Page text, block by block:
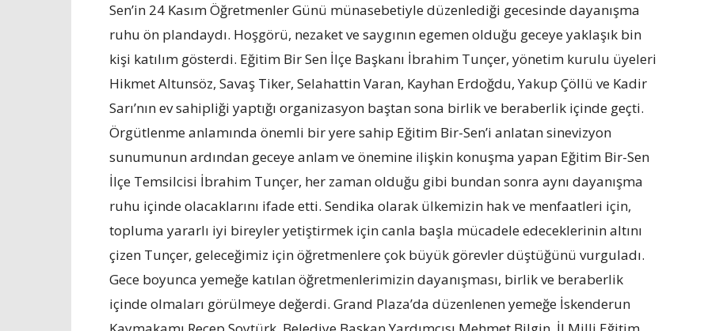
Sen’in 24 Kasım Öğretmenler Günü münasebetiyle düzenlediği gecesinde dayanışma
ruhu ön plandaydı. Hoşgörü, nezaket ve saygının egemen olduğu geceye yaklaşık bin
kişi katılım gösterdi. Eğitim Bir Sen İlçe Başkanı İbrahim Tunçer, yönetim kurulu üyeleri
Hikmet Altunsöz, Savaş Tiker, Selahattin Varan, Kayhan Erdoğdu, Yakup Çöllü ve Kadir
Sarı’nın ev sahipliği yaptığı organizasyon baştan sona birlik ve beraberlik içinde geçti.
Örgütlenme anlamında önemli bir yere sahip Eğitim Bir-Sen’i anlatan sinevizyon
sunumunun ardından geceye anlam ve önemine ilişkin konuşma yapan Eğitim Bir-Sen
İlçe Temsilcisi İbrahim Tunçer, her zaman olduğu gibi bundan sonra aynı dayanışma
ruhu içinde olacaklarını ifade etti. Sendika olarak ülkemizin hak ve menfaatleri için,
topluma yararlı iyi bireyler yetiştirmek için canla başla mücadele edeceklerinin altını
çizen Tunçer, geleceğimiz için öğretmenlere çok büyük görevler düştüğünü vurguladı.
Gece boyunca yemeğe katılan öğretmenlerimizin dayanışması, birlik ve beraberlik
içinde olmaları görülmeye değerdi. Grand Plaza’da düzenlenen yemeğe İskenderun